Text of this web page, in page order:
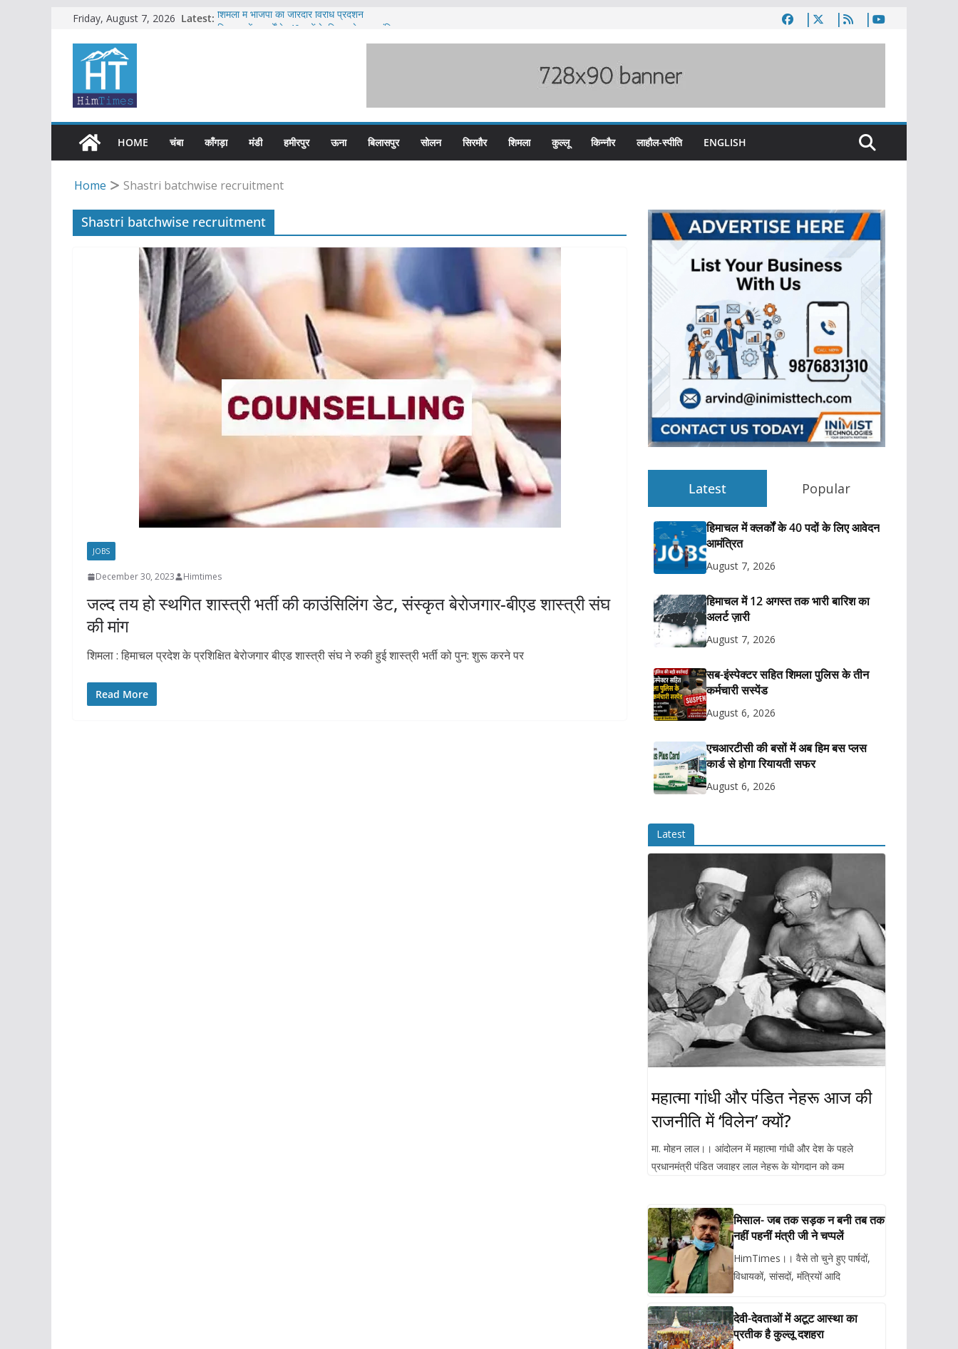
content
Friday, August 7, 2026 Latest: शिमला में भाजपा का जोरदार विरोध प्रदर्शन
हिमाचल में 12 अगस्त तक भारी बारिश का अलर्ट ज़ारी
HOME चंबा काँगड़ा मंडी हमीरपुर ऊना बिलासपुर सोलन सिरमौर शिमला कुल्लू किन्नौर लाहौल-स्पीति ENGLISH
Home Shastri batchwise recruitment
Shastri batchwise recruitment
JOBS
December 30, 2023 Himtimes
जल्द तय हो स्थगित शास्त्री भर्ती की काउंसिलिंग डेट, संस्कृत बेरोजगार-बीएड शास्त्री संघ
की मांग
शिमला : हिमाचल प्रदेश के प्रशिक्षित बेरोजगार बीएड शास्त्री संघ ने रुकी हुई शास्त्री भर्ती को पुन: शुरू करने पर
Read More
Latest Popular
हिमाचल में क्लर्कों के 40 पदों के लिए आवेदन
आमंत्रित
August 7, 2026
हिमाचल में 12 अगस्त तक भारी बारिश का
अलर्ट ज़ारी
August 7, 2026
सब-इंस्पेक्टर सहित शिमला पुलिस के तीन
कर्मचारी सस्पेंड
August 6, 2026
एचआरटीसी की बसों में अब हिम बस प्लस
कार्ड से होगा रियायती सफर
August 6, 2026
Latest
महात्मा गांधी और पंडित नेहरू आज की
राजनीति में ‘विलेन’ क्यों?
मा. मोहन लाल।। आंदोलन में महात्मा गांधी और देश के पहले
प्रधानमंत्री पंडित जवाहर लाल नेहरू के योगदान को कम
मिसाल- जब तक सड़क न बनी तब तक
नहीं पहनीं मंत्री जी ने चप्पलें
HimTimes।। वैसे तो चुने हुए पार्षदों,
विधायकों, सांसदों, मंत्रियों आदि
देवी-देवताओं में अटूट आस्था का
प्रतीक है कुल्लू दशहरा